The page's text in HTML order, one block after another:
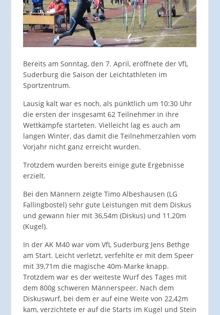
Bereits am Sonntag, den 7. April, eröffnete der VfL
Suderburg die Saison der Leichtathleten im
Sportzentrum.
Lausig kalt war es noch, als pünktlich um 10:30 Uhr
die ersten der insgesamt 62 Teilnehmer in ihre
Wettkämpfe starteten. Vielleicht lag es auch am
langen Winter, das damit die Teilnehmerzahlen vom
Vorjahr nicht ganz erreicht wurden.
Trotzdem wurden bereits einige gute Ergebnisse
erzielt.
Bei den Männern zeigte Timo Albeshausen (LG
Fallingbostel) sehr gute Leistungen mit dem Diskus
und gewann hier mit 36,54m (Diskus) und 11,20m
(Kugel).
In der AK M40 war vom VfL Suderburg Jens Bethge
am Start. Leicht verletzt, verfehlte er mit dem Speer
mit 39,71m die magische 40m-Marke knapp.
Trotzdem war es der weiteste Wurf des Tages mit
dem 800g schweren Männerspeer. Nach dem
Diskuswurf, bei dem er auf eine Weite von 22,42m
kam, verzichtete er auf die Starts im Kugel und Stein